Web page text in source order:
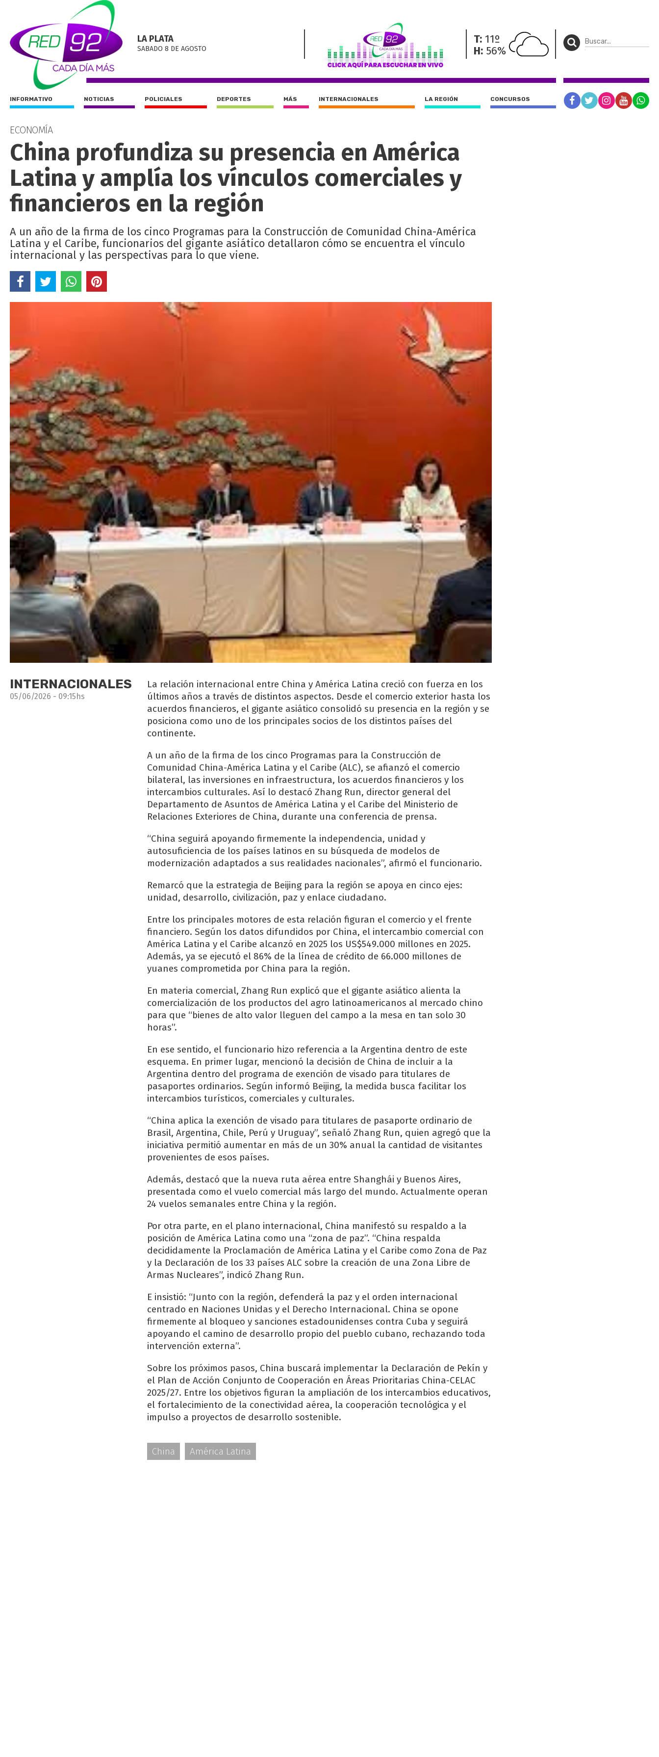
LA PLATA
SABADO 8 DE AGOSTO
T: 11º
H: 56%
INFORMATIVO NOTICIAS POLICIALES DEPORTES MÁS INTERNACIONALES LA REGIÓN CONCURSOS
ECONOMÍA
China profundiza su presencia en América
Latina y amplía los vínculos comerciales y
financieros en la región
A un año de la firma de los cinco Programas para la Construcción de Comunidad China-América
Latina y el Caribe, funcionarios del gigante asiático detallaron cómo se encuentra el vínculo
internacional y las perspectivas para lo que viene.
INTERNACIONALES
05/06/2026 - 09:15hs
La relación internacional entre China y América Latina creció con fuerza en los
últimos años a través de distintos aspectos. Desde el comercio exterior hasta los
acuerdos financieros, el gigante asiático consolidó su presencia en la región y se
posiciona como uno de los principales socios de los distintos países del
continente.
A un año de la firma de los cinco Programas para la Construcción de
Comunidad China-América Latina y el Caribe (ALC), se afianzó el comercio
bilateral, las inversiones en infraestructura, los acuerdos financieros y los
intercambios culturales. Así lo destacó Zhang Run, director general del
Departamento de Asuntos de América Latina y el Caribe del Ministerio de
Relaciones Exteriores de China, durante una conferencia de prensa.
“China seguirá apoyando firmemente la independencia, unidad y
autosuficiencia de los países latinos en su búsqueda de modelos de
modernización adaptados a sus realidades nacionales”, afirmó el funcionario.
Remarcó que la estrategia de Beijing para la región se apoya en cinco ejes:
unidad, desarrollo, civilización, paz y enlace ciudadano.
Entre los principales motores de esta relación figuran el comercio y el frente
financiero. Según los datos difundidos por China, el intercambio comercial con
América Latina y el Caribe alcanzó en 2025 los US$549.000 millones en 2025.
Además, ya se ejecutó el 86% de la línea de crédito de 66.000 millones de
yuanes comprometida por China para la región.
En materia comercial, Zhang Run explicó que el gigante asiático alienta la
comercialización de los productos del agro latinoamericanos al mercado chino
para que “bienes de alto valor lleguen del campo a la mesa en tan solo 30
horas”.
En ese sentido, el funcionario hizo referencia a la Argentina dentro de este
esquema. En primer lugar, mencionó la decisión de China de incluir a la
Argentina dentro del programa de exención de visado para titulares de
pasaportes ordinarios. Según informó Beijing, la medida busca facilitar los
intercambios turísticos, comerciales y culturales.
“China aplica la exención de visado para titulares de pasaporte ordinario de
Brasil, Argentina, Chile, Perú y Uruguay”, señaló Zhang Run, quien agregó que la
iniciativa permitió aumentar en más de un 30% anual la cantidad de visitantes
provenientes de esos países.
Además, destacó que la nueva ruta aérea entre Shanghái y Buenos Aires,
presentada como el vuelo comercial más largo del mundo. Actualmente operan
24 vuelos semanales entre China y la región.
Por otra parte, en el plano internacional, China manifestó su respaldo a la
posición de América Latina como una “zona de paz”. “China respalda
decididamente la Proclamación de América Latina y el Caribe como Zona de Paz
y la Declaración de los 33 países ALC sobre la creación de una Zona Libre de
Armas Nucleares”, indicó Zhang Run.
E insistió: “Junto con la región, defenderá la paz y el orden internacional
centrado en Naciones Unidas y el Derecho Internacional. China se opone
firmemente al bloqueo y sanciones estadounidenses contra Cuba y seguirá
apoyando el camino de desarrollo propio del pueblo cubano, rechazando toda
intervención externa”.
Sobre los próximos pasos, China buscará implementar la Declaración de Pekín y
el Plan de Acción Conjunto de Cooperación en Áreas Prioritarias China-CELAC
2025/27. Entre los objetivos figuran la ampliación de los intercambios educativos,
el fortalecimiento de la conectividad aérea, la cooperación tecnológica y el
impulso a proyectos de desarrollo sostenible.
China América Latina